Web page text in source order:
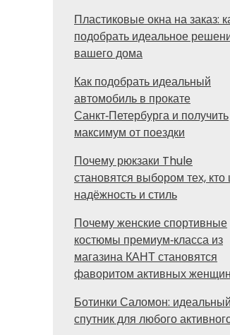
Пластиковые окна на заказ:
подобрать идеальное
вашего дома
Как подобрать идеальный
автомобиль в прокате
Санкт‑Петербурга и получить
максимум от поездки
Почему рюкзаки Thule
становятся выбором тех, кто
надёжность и стиль
Почему женские спортивные
костюмы премиум‑класса из
магазина КАНТ становятся
фаворитом активных женщин
Ботинки Саломон: идеальный
спутник для любого